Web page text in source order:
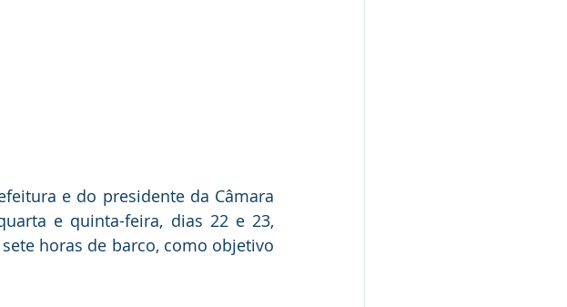
e do presidente da Câmara
e quinta-feira, dias 22 e 23,
horas de barco, como objetivo